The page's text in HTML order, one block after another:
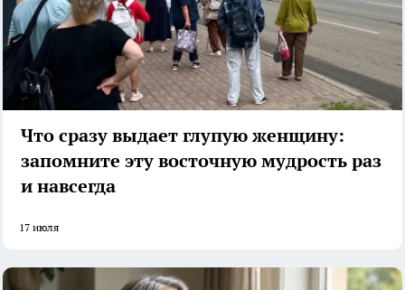
Что сразу выдает глупую женщину:
запомните эту восточную мудрость раз
и навсегда
17 июля